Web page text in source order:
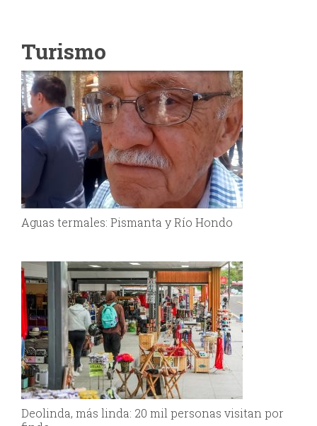
Turismo
Aguas termales: Pismanta y Río Hondo
Deolinda, más linda: 20 mil personas visitan por